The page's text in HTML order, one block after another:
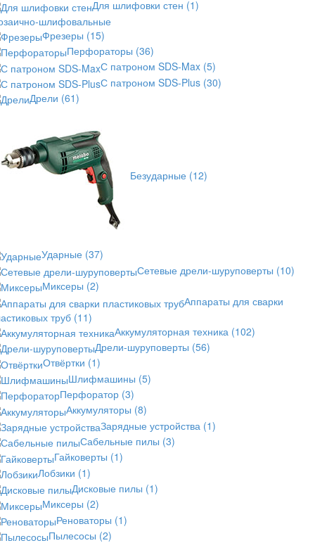
Для шлифовки стен (1)
шлифовальные
Фрезеры (15)
Перфораторы (36)
С патроном SDS-Max (5)
С патроном SDS-Plus (30)
Дрели (61)
Безударные (12)
Ударные (37)
Сетевые дрели-шуруповерты (10)
Миксеры (2)
Аппараты для сварки
труб (11)
Аккумуляторная техника (102)
Дрели-шуруповерты (56)
Отвёртки (1)
Шлифмашины (5)
Перфоратор (3)
Аккумуляторы (8)
Зарядные устройства (1)
Сабельные пилы (3)
Гайковерты (1)
Лобзики (1)
Дисковые пилы (1)
Миксеры (2)
Реноваторы (1)
Пылесосы (2)